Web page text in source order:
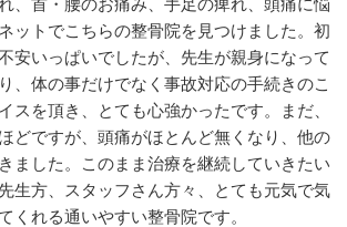
ットでこちらの整骨院を見つけました。初
安いっぱいでしたが、先生が親身になって
、体の事だけでなく事故対応の手続きのこ
スを頂き、とても心強かったです。まだ、
どですが、頭痛がほとんど無くなり、他の
ました。このまま治療を継続していきたい
生方、スタッフさん方々、とても元気で気
くれる通いやすい整骨院です。